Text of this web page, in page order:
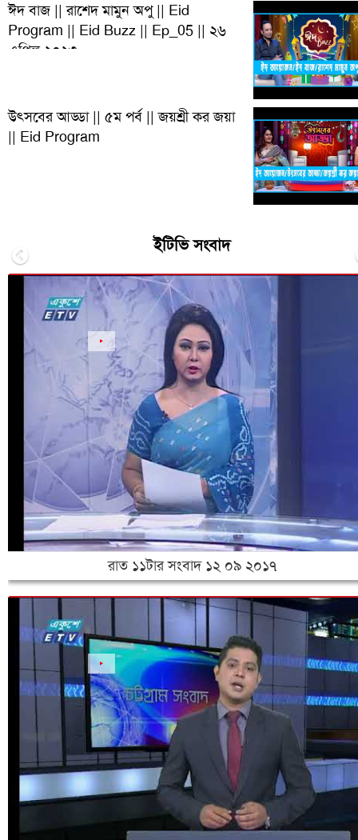
ঈদ বাজ || রাশেদ মামুন অপু || Eid
Program || Eid Buzz || Ep_05 || ২৬
এপ্রিল ২০২৩
উৎসবের আড্ডা || ৫ম পর্ব || জয়শ্রী কর জয়া
|| Eid Program
ইটিভি সংবাদ
রাত ১১টার সংবাদ ১২ ০৯ ২০১৭
Previous